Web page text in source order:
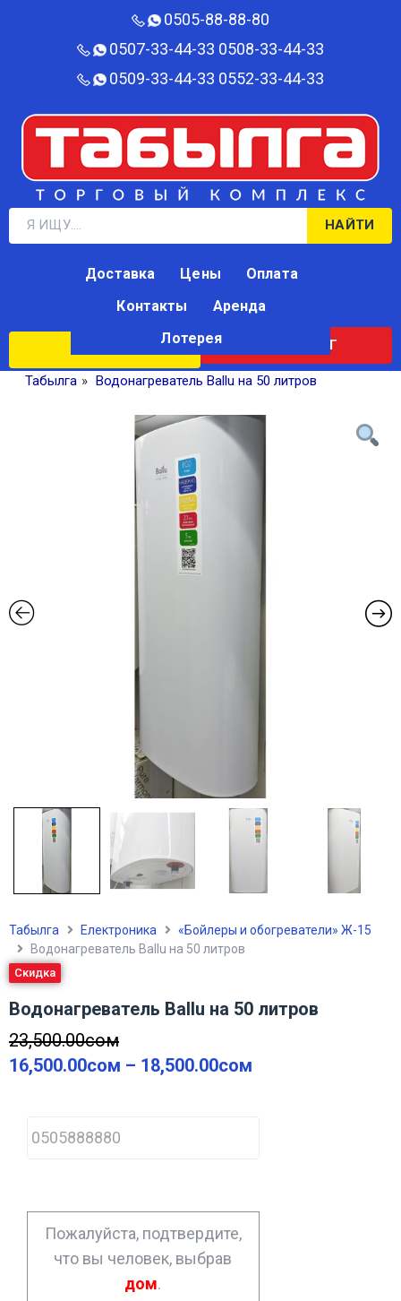
0505-88-88-80‬
0507-33-44-33 0508-33-44-33
0509-33-44-33 0552-33-44-33
НАЙТИ
КАТАЛОГ
Доставка Цены
Оплата
Контакты
Аренда
Лотерея
Табылга » Водонагреватель Ballu на 50 литров
Табылга Електроника
«Бойлеры и обогреватели» Ж-15
Водонагреватель Ballu на 50 литров
Скидка
Водонагреватель Ballu на 50 литров
23,500.00сом
16,500.00сом – 18,500.00сом
h
o
*
Пожалуйста, подтвердите,
что вы человек, выбрав
дом.